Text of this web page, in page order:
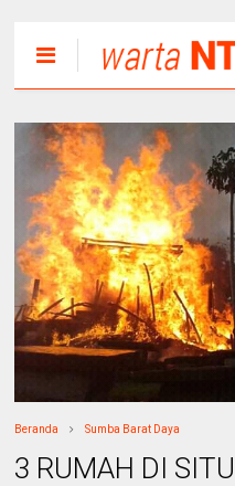
Beranda Sumba Barat Daya
3 RUMAH DI